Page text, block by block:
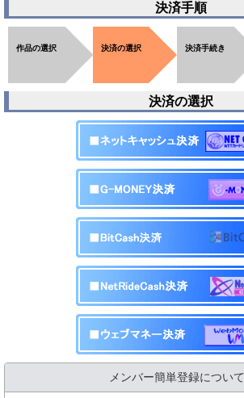
決済手順
作品の選択 決済の選択 決済手続き
決済の選択
メンバー簡単登録について